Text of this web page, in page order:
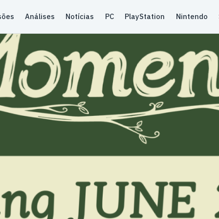
Análises Notícias PC PlayStation Nintendo